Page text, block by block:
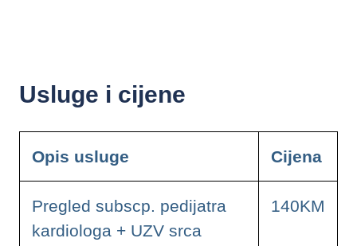
Usluge i cijene
Opis usluge Cijena
Pregled subscp. pedijatra
kardiologa + UZV srca
140KM